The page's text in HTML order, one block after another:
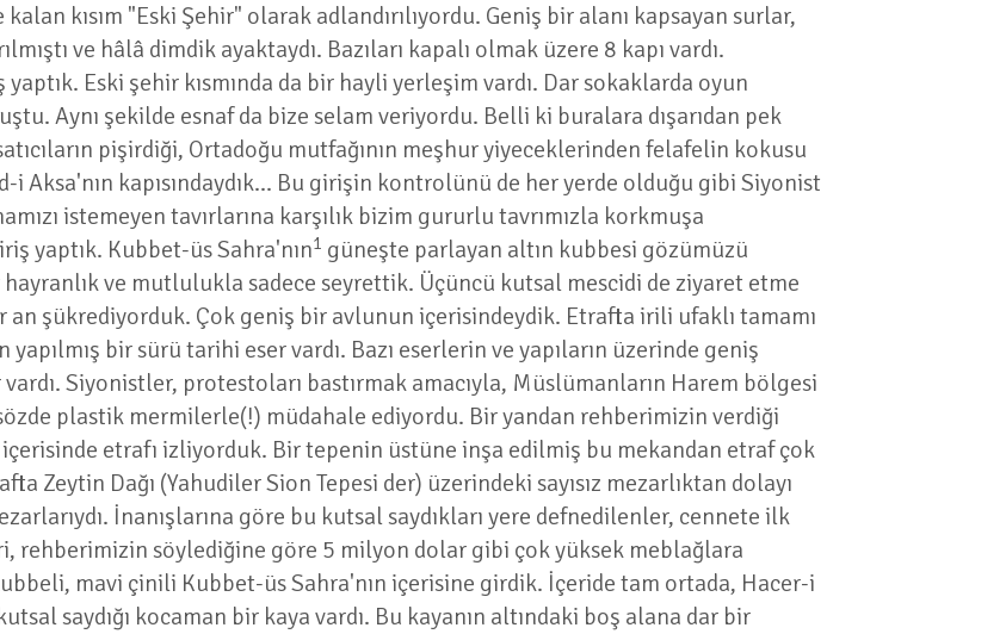
kısım "Eski Şehir" olarak adlandırılıyordu. Geniş bir alanı kapsayan surlar,
ve hâlâ dimdik ayaktaydı. Bazıları kapalı olmak üzere 8 kapı vardı.
yaptık. Eski şehir kısmında da bir hayli yerleşim vardı. Dar sokaklarda oyun
Aynı şekilde esnaf da bize selam veriyordu. Belli ki buralara dışarıdan pek
pişirdiği, Ortadoğu mutfağının meşhur yiyeceklerinden felafelin kokusu
Aksa'nın kapısındaydık... Bu girişin kontrolünü de her yerde olduğu gibi Siyonist
istemeyen tavırlarına karşılık bizim gururlu tavrımızla korkmuşa
yaptık. Kubbet-üs Sahra'nın1 güneşte parlayan altın kubbesi gözümüzü
ve mutlulukla sadece seyrettik. Üçüncü kutsal mescidi de ziyaret etme
şükrediyorduk. Çok geniş bir avlunun içerisindeydik. Etrafta irili ufaklı tamamı
bir sürü tarihi eser vardı. Bazı eserlerin ve yapıların üzerinde geniş
Siyonistler, protestoları bastırmak amacıyla, Müslümanların Harem bölgesi
sözde plastik mermilerle(!) müdahale ediyordu. Bir yandan rehberimizin verdiği
etrafı izliyorduk. Bir tepenin üstüne inşa edilmiş bu mekandan etraf çok
Zeytin Dağı (Yahudiler Sion Tepesi der) üzerindeki sayısız mezarlıktan dolayı
İnanışlarına göre bu kutsal saydıkları yere defnedilenler, cennete ilk
rehberimizin söylediğine göre 5 milyon dolar gibi çok yüksek meblağlara
mavi çinili Kubbet-üs Sahra'nın içerisine girdik. İçeride tam ortada, Hacer-i
saydığı kocaman bir kaya vardı. Bu kayanın altındaki boş alana dar bir